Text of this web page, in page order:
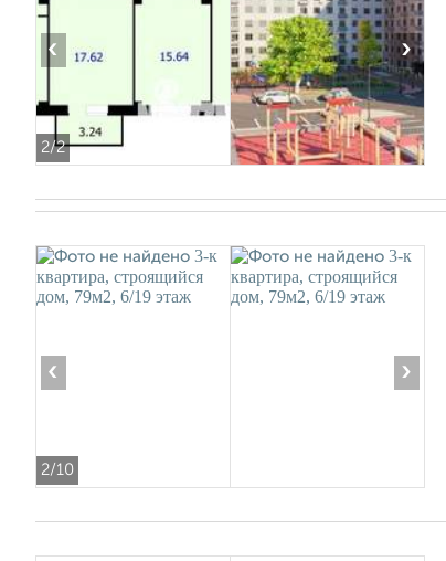
2/2
‹ ›
2/10
‹ ›